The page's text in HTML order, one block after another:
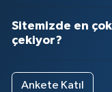
Sitemizde en
çekiyor?
Ankete Katıl